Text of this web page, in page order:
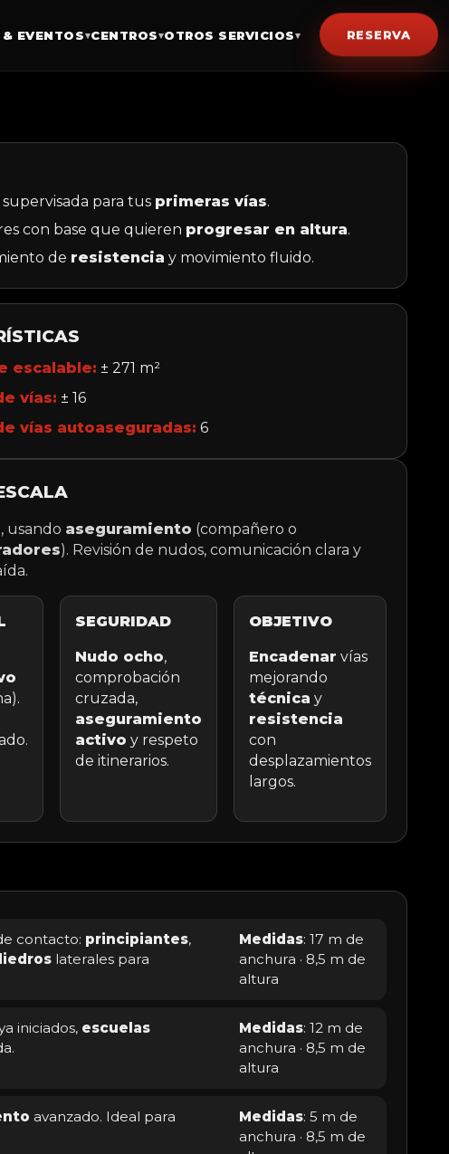
EVENTOS▾CENTROS▾OTROS SERVICIOS▾ RESERVA
para tus primeras vías.
con base que quieren progresar en altura.
de resistencia y movimiento fluido.
escalable: ± 271 m²
vías: ± 16
vías autoaseguradas: 6
, usando aseguramiento (compañero o
). Revisión de nudos, comunicación clara y
SEGURIDAD
Nudo ocho,
comprobación
cruzada,
aseguramiento
activo y respeto
de itinerarios.
OBJETIVO
Encadenar vías
mejorando
técnica y
resistencia
con
desplazamientos
largos.
contacto: principiantes,
laterales para
Medidas: 17 m de
anchura · 8,5 m de
altura
iniciados, escuelas
Medidas: 12 m de
anchura · 8,5 m de
altura
avanzado. Ideal para
Medidas: 5 m de
anchura · 8,5 m de